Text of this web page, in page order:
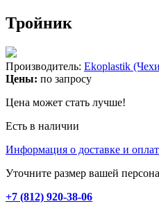
Тройник
Производитель: Ekoplastik
Цены: по запросу
Цена может стать лучше!
Есть в наличии
Информация о доставке и
Уточните размер вашей
+7 (812) 920-38-06